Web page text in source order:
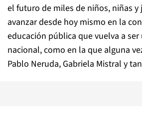
el futuro de miles de niños, niñas y
avanzar desde hoy mismo en la
educación pública que vuelva a
nacional, como en la que alguna
Pablo Neruda, Gabriela Mistral y